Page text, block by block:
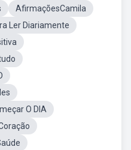
AfirmaçõesCamila
Ler Diariamente
O DIA